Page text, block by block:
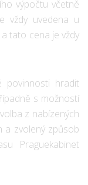
výpočtu včetně
vždy uvedena u
tato cena je vždy
povinnosti hradit
s možností
z nabízených
a zvolený způsob
Praguekabinet